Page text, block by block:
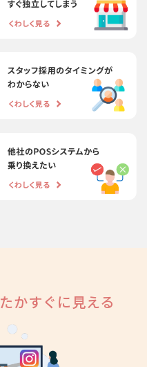
かすぐに見える